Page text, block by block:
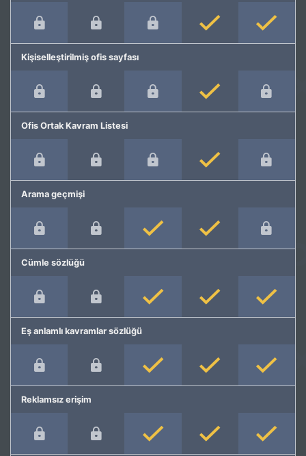
Kişiselleştirilmiş ofis sayfası
Ofis Ortak Kavram Listesi
Arama geçmişi
Cümle sözlüğü
Eş anlamlı kavramlar sözlüğü
Reklamsız erişim